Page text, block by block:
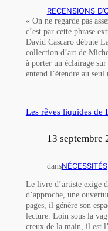
RECENSIONS
« On ne regarde pas
c’est par cette phrase
David Cascaro débute
collection d’art de
à porter un éclairage
entend l’étendre au
Les rêves liquides de
13 septembre
dansNÉCESSITÉS
Le livre d’artiste exige
d’approche, une
pages, il génère son
lecture. Loin sous la
creux de la main, il est